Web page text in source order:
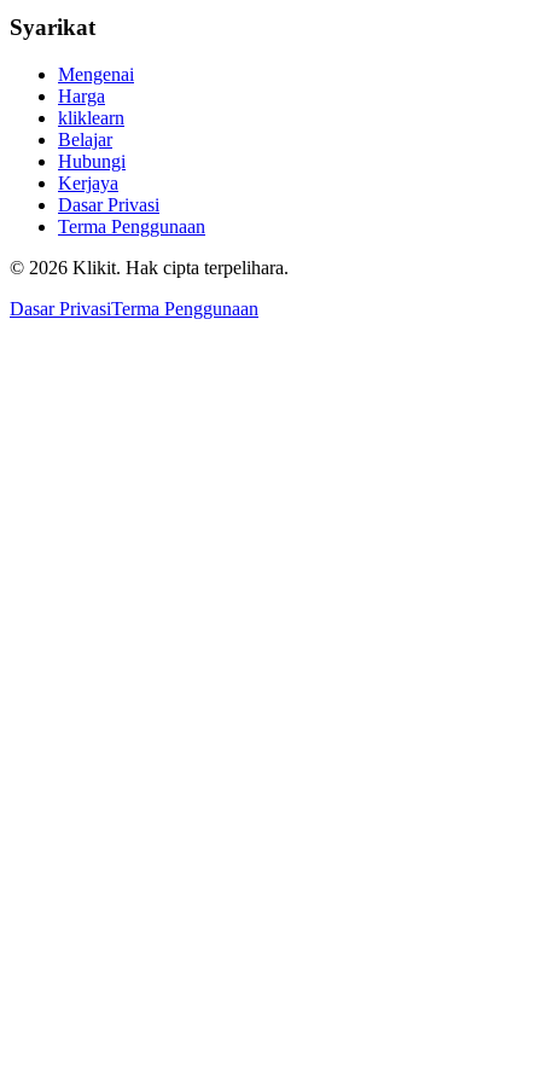
Syarikat
Mengenai
Harga
kliklearn
Belajar
Hubungi
Kerjaya
Dasar Privasi
Terma Penggunaan
© 2026 Klikit. Hak cipta terpelihara.
Dasar PrivasiTerma Penggunaan